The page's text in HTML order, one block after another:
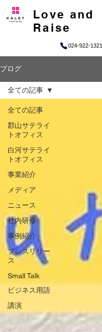
024-922-1321
Love and
Raise
ブログ
全ての記事
郡山サテライ
トオフィス
白河サテライ
トオフィス
事業紹介
メディア
ニュース
社内研修
事例紹介
プレスリリー
ス
Small Talk
ビジネス用語
講演
全ての記事